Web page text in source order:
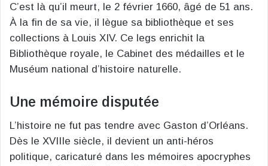
C’est là qu’il meurt, le 2 février 1660, âgé de 51 ans.
À la fin de sa vie, il lègue sa bibliothèque et ses
collections à Louis XIV. Ce legs enrichit la
Bibliothèque royale, le Cabinet des médailles et le
Muséum national d’histoire naturelle.
Une mémoire disputée
L’histoire ne fut pas tendre avec Gaston d’Orléans.
Dès le XVIIIe siècle, il devient un anti-héros
politique, caricaturé dans les mémoires apocryphes